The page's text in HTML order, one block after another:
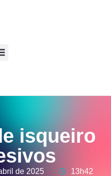
isqueiro
de 2025
13h42